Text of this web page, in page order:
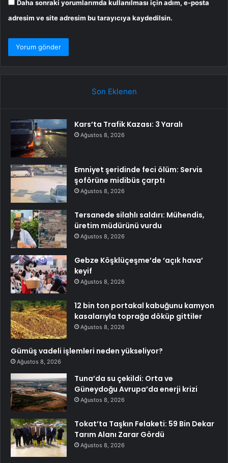
Daha sonraki yorumlarımda kullanılması için adım, e-posta
adresim ve site adresim bu tarayıcıya kaydedilsin.
Son Eklenen
Kars’ta Trafik Kazası: 3 Yaralı
Ağustos 8, 2026
Emniyet şeridinde feci ölüm: Servis
şoförüne midibüs çarptı
Ağustos 8, 2026
Tersanede silahlı saldırı: Mühendis,
üretim müdürünü vurdu
Ağustos 8, 2026
Gebze Köşklüçeşme’de ‘açık hava’
keyif
Ağustos 8, 2026
12 bin ton portakal kabuğunu kamyon
kasalarıyla toprağa döküp gittiler
Ağustos 8, 2026
Gümüş vadeli işlemleri neden yükseliyor?
Ağustos 8, 2026
Tuna’da su çekildi: Orta ve
Güneydoğu Avrupa’da enerji krizi
Ağustos 8, 2026
Tokat’ta Taşkın Felaketi: 59 Bin Dekar
Tarım Alanı Zarar Gördü
Ağustos 8, 2026